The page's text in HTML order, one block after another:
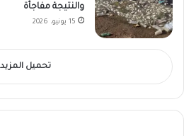
والنتيجة مفاجأة
15 يونيو، 2026
تحميل المزيد